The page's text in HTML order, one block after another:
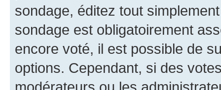
sondage, éditez tout
sondage est obligatoirement
encore voté, il est possible de
options. Cependant, si des